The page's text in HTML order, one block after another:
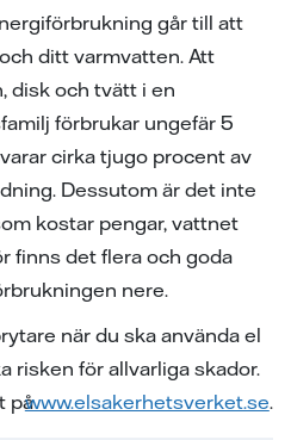
går till att
ditt varmvatten. Att
disk och tvätt i en
förbrukar ungefär 5
cirka tjugo procent av
Dessutom är det inte
kostar pengar, vattnet
finns det flera och goda
nere.
när du ska använda el
risken för allvarliga skador.
påwww.elsakerhetsverket.se.